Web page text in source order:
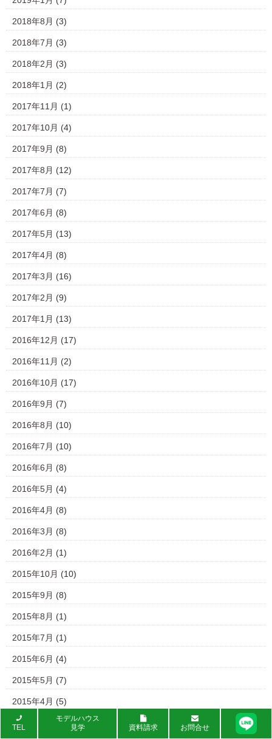
2018年8月 (3)
2018年7月 (3)
2018年2月 (3)
2018年1月 (2)
2017年11月 (1)
2017年10月 (4)
2017年9月 (8)
2017年8月 (12)
2017年7月 (7)
2017年6月 (8)
2017年5月 (13)
2017年4月 (8)
2017年3月 (16)
2017年2月 (9)
2017年1月 (13)
2016年12月 (17)
2016年11月 (2)
2016年10月 (17)
2016年9月 (7)
2016年8月 (10)
2016年7月 (10)
2016年6月 (8)
2016年5月 (4)
2016年4月 (8)
2016年3月 (8)
2016年2月 (1)
2015年10月 (10)
2015年9月 (8)
2015年8月 (1)
2015年7月 (1)
2015年6月 (4)
2015年5月 (7)
2015年4月 (5)
2015年3月 (9)
TEL
モデルハウス
見学
資料請求 お問合せ